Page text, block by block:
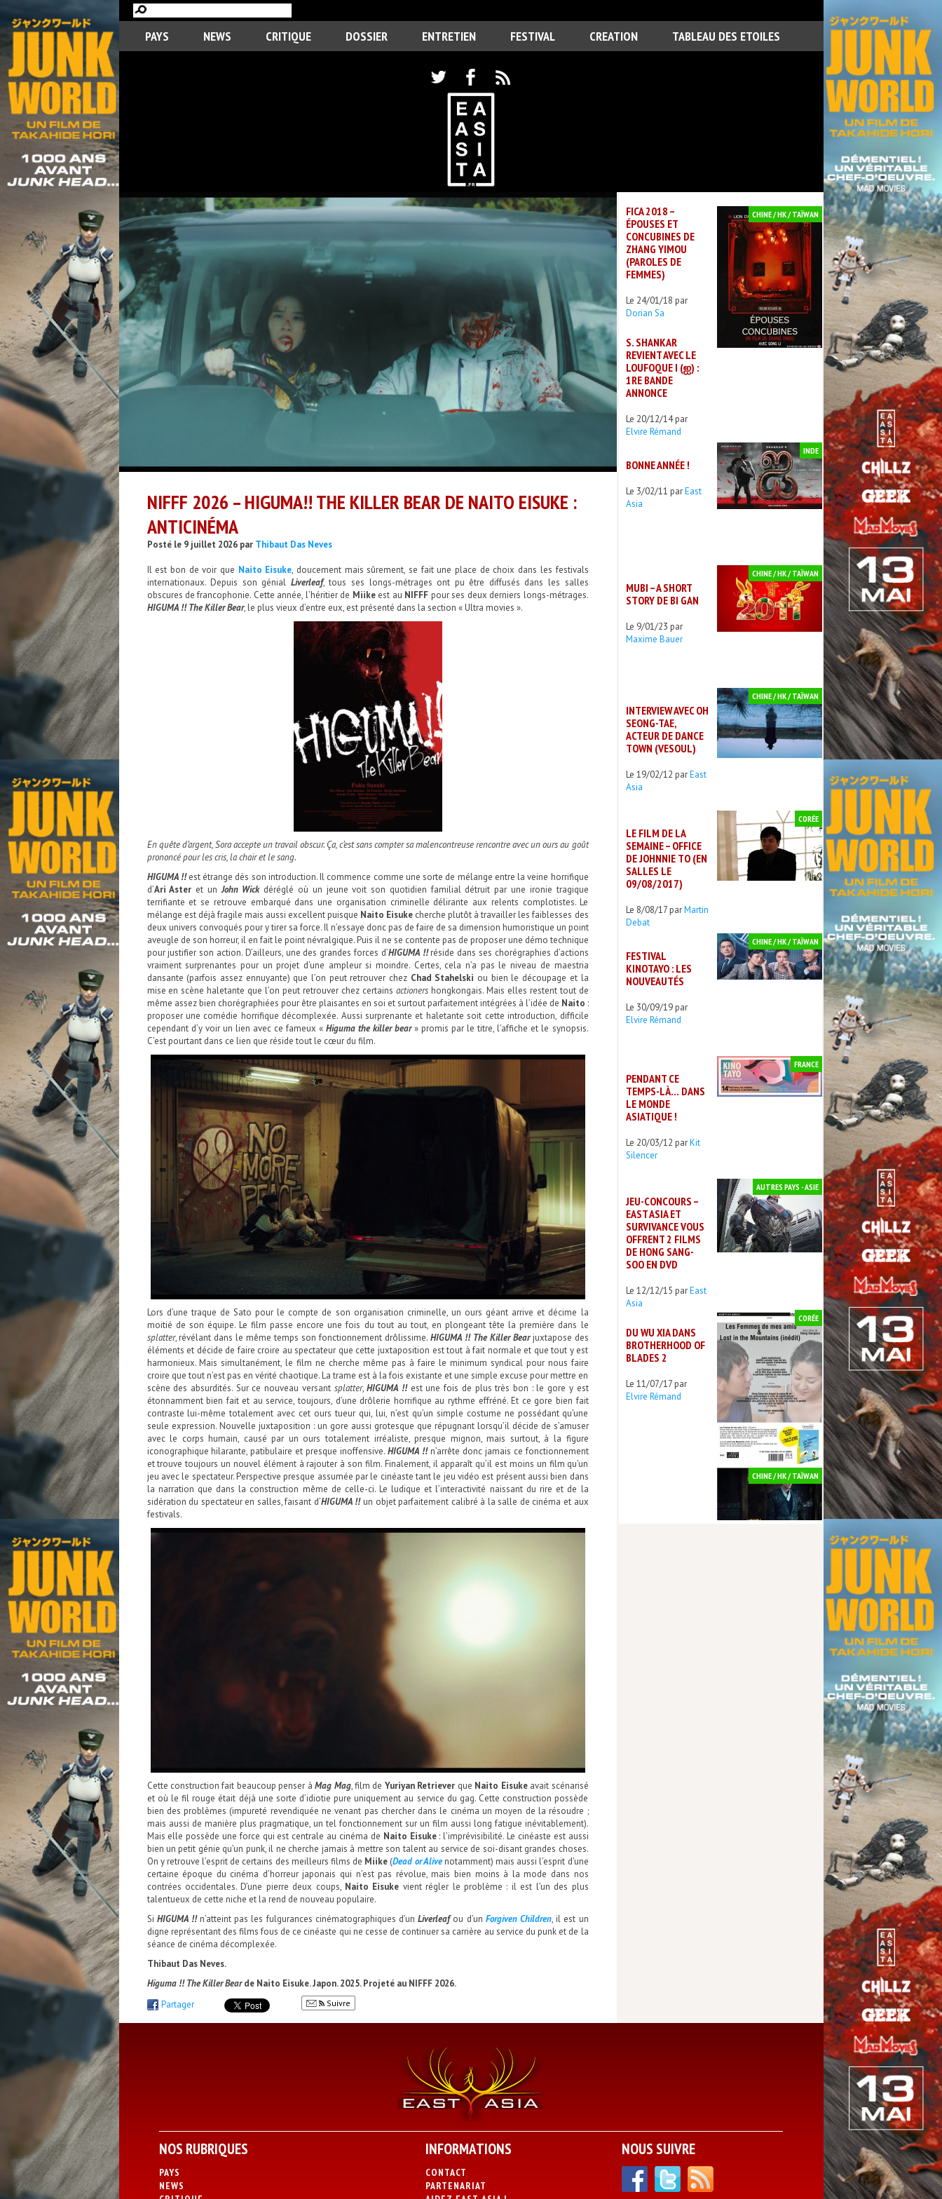
PAYS NEWS CRITIQUE DOSSIER ENTRETIEN FESTIVAL CREATION TABLEAU DES ETOILES
NIFFF 2026 – HIGUMA!! THE KILLER BEAR DE NAITO EISUKE :
ANTICINÉMA
Posté le 9 juillet 2026 par Thibaut Das Neves
Il est bon de voir que Naito Eisuke, doucement mais sûrement, se fait une place de choix dans les festivals
internationaux. Depuis son génial Liverleaf, tous ses longs-métrages ont pu être diffusés dans les salles
obscures de francophonie. Cette année, l’héritier de Miikeest au NIFFF pour ses deux derniers longs-métrages.
HIGUMA !! The Killer Bear, le plus vieux d’entre eux, est présenté dans la section « Ultra movies ».
En quête d’argent, Sora accepte un travail obscur. Ça, c’est sans compter sa malencontreuse rencontre avec un ours au goût
prononcé pour les cris, la chair et le sang.
HIGUMA !!est étrange dès son introduction. Il commence comme une sorte de mélange entre la veine horrifique
d’Ari Aster et unJohn Wick déréglé où un jeune voit son quotidien familial détruit par une ironie tragique
terrifiante et se retrouve embarqué dans une organisation criminelle délirante aux relents complotistes. Le
mélange est déjà fragile mais aussi excellent puisque Naito Eisuke cherche plutôt à travailler les faiblesses des
deux univers convoqués pour y tirer sa force. Il n’essaye donc pas de faire de sa dimension humoristique un point
aveugle de son horreur, il en fait le point névralgique. Puis il ne se contente pas de proposer une démo technique
pour justifier son action. D’ailleurs, une des grandes forces d’HIGUMA !!réside dans ses chorégraphies d’actions
vraiment surprenantes pour un projet d’une ampleur si moindre. Certes, cela n’a pas le niveau de maestria
dansante (parfois assez ennuyante) que l’on peut retrouver chez Chad Stahelski ou bien le découpage et la
mise en scène haletante que l’on peut retrouver chez certains actionershongkongais. Mais elles restent tout de
même assez bien chorégraphiées pour être plaisantes en soi et surtout parfaitement intégrées à l’idée de Naito :
proposer une comédie horrifique décomplexée. Aussi surprenante et haletante soit cette introduction, difficile
cependant d’y voir un lien avec ce fameux « Higuma the killer bear» promis par le titre, l’affiche et le synopsis.
C’est pourtant dans ce lien que réside tout le cœur du film.
Lors d’une traque de Sato pour le compte de son organisation criminelle, un ours géant arrive et décime la
moitié de son équipe. Le film passe encore une fois du tout au tout, en plongeant tête la première dans le
splatter, révélant dans le même temps son fonctionnement drôlissime. HIGUMA !! The Killer Bearjuxtapose des
éléments et décide de faire croire au spectateur que cette juxtaposition est tout à fait normale et que tout y est
harmonieux. Mais simultanément, le film ne cherche même pas à faire le minimum syndical pour nous faire
croire que tout n’est pas en vérité chaotique. La trame est à la fois existante et une simple excuse pour mettre en
scène des absurdités. Sur ce nouveau versant splatter,HIGUMA !!est une fois de plus très bon : le gore y est
étonnamment bien fait et au service, toujours, d’une drôlerie horrifique au rythme effréné. Et ce gore bien fait
contraste lui-même totalement avec cet ours tueur qui, lui, n’est qu’un simple costume ne possédant qu’une
seule expression. Nouvelle juxtaposition : un gore aussi grotesque que répugnant lorsqu’il décide de s’amuser
avec le corps humain, causé par un ours totalement irréaliste, presque mignon, mais surtout, à la figure
iconographique hilarante, patibulaire et presque inoffensive. HIGUMA !!n’arrête donc jamais ce fonctionnement
et trouve toujours un nouvel élément à rajouter à son film. Finalement, il apparaît qu’il est moins un film qu’un
jeu avec le spectateur. Perspective presque assumée par le cinéaste tant le jeu vidéo est présent aussi bien dans
la narration que dans la construction même de celle-ci. Le ludique et l’interactivité naissant du rire et de la
sidération du spectateur en salles, faisant d’HIGUMA !!un objet parfaitement calibré à la salle de cinéma et aux
festivals.
Cette construction fait beaucoup penser àMag Mag, film de Yuriyan Retriever que Naito Eisukeavait scénarisé
et où le fil rouge était déjà une sorte d’idiotie pure uniquement au service du gag. Cette construction possède
bien des problèmes (impureté revendiquée ne venant pas chercher dans le cinéma un moyen de la résoudre ;
mais aussi de manière plus pragmatique, un tel fonctionnement sur un film aussi long fatigue inévitablement).
Mais elle possède une force qui est centrale au cinéma de Naito Eisuke: l’imprévisibilité. Le cinéaste est aussi
bien un petit génie qu’un punk, il ne cherche jamais à mettre son talent au service de soi-disant grandes choses.
On y retrouve l’esprit de certains des meilleurs films de Miike (Dead or Alivenotamment) mais aussi l’esprit d’une
certaine époque du cinéma d’horreur japonais qui n’est pas révolue, mais bien moins à la mode dans nos
contrées occidentales. D’une pierre deux coups, Naito Eisuke vient régler le problème : il est l’un des plus
talentueux de cette niche et la rend de nouveau populaire.
Si HIGUMA !!n’atteint pas les fulgurances cinématographiques d’unLiverleafou d’un Forgiven Children, il est un
digne représentant des films fous de ce cinéaste qui ne cesse de continuer sa carrière au service du punk et de la
séance de cinéma décomplexée.
Thibaut Das Neves.
Higuma !! The Killer Bearde Naito Eisuke. Japon. 2025. Projeté au NIFFF 2026.
Partager
Suivre
FICA 2018 –
ÉPOUSES ET
CONCUBINES DE
ZHANG YIMOU
(PAROLES DE
FEMMES)
Le 24/01/18 par
Dorian Sa
CHINE / HK / TAÏWAN
S. SHANKAR
REVIENT AVEC LE
LOUFOQUE I (ஐ) :
1RE BANDE
ANNONCE
Le 20/12/14 par
Elvire Rémand
INDE
BONNE ANNÉE !
Le 3/02/11 parEast
Asia
CHINE / HK / TAÏWAN
MUBI – A SHORT
STORY DE BI GAN
Le 9/01/23 par
Maxime Bauer
CHINE / HK / TAÏWAN
INTERVIEW AVEC OH
SEONG-TAE,
ACTEUR DE DANCE
TOWN (VESOUL)
Le 19/02/12 parEast
Asia
CORÉE
LE FILM DE LA
SEMAINE – OFFICE
DE JOHNNIE TO (EN
SALLES LE
09/08/2017)
Le 8/08/17 parMartin
Debat
CHINE / HK / TAÏWAN
FESTIVAL
KINOTAYO : LES
NOUVEAUTÉS
Le 30/09/19 par
Elvire Rémand
FRANCE
PENDANT CE
TEMPS-LÀ… DANS
LE MONDE
ASIATIQUE !
Le 20/03/12 parKit
Silencer
AUTRES PAYS - ASIE
JEU-CONCOURS –
EAST ASIA ET
SURVIVANCE VOUS
OFFRENT 2 FILMS
DE HONG SANG-
SOO EN DVD
Le 12/12/15 parEast
Asia
CORÉE
DU WU XIA DANS
BROTHERHOOD OF
BLADES 2
Le 11/07/17 par
Elvire Rémand
CHINE / HK / TAÏWAN
NOS RUBRIQUES
PAYS
NEWS
INFORMATIONS
CONTACT
PARTENARIAT
NOUS SUIVRE